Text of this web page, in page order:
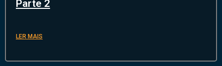
Parte 2
LER MAIS